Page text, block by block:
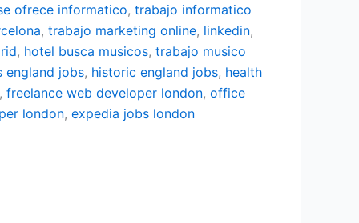
ofrece informatico, trabajo informatico
, trabajo marketing online, linkedin,
, hotel busca musicos, trabajo musico
england jobs, historic england jobs, health
, freelance web developer london, office
london, expedia jobs london